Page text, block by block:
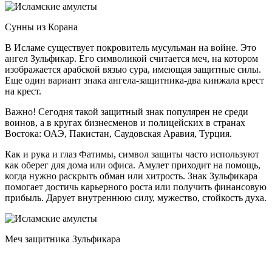
Сунны из Корана
В Исламе существует покровитель мусульман на войне. Это
ангел Зульфикар. Его символикой считается меч, на котором
изображается арабской вязью сура, имеющая защитные силы.
Еще один вариант знака ангела-защитника-два кинжала крест
на крест.
Важно! Сегодня такой защитный знак популярен не среди
воинов, а в кругах бизнесменов и полицейских в странах
Востока: ОАЭ, Пакистан, Саудовская Аравия, Турция.
Как и рука и глаз Фатимы, символ защиты часто используют
как оберег для дома или офиса. Амулет приходит на помощь,
когда нужно раскрыть обман или хитрость. Знак Зульфикара
помогает достичь карьерного роста или получить финансовую
прибыль. Дарует внутреннюю силу, мужество, стойкость духа.
Меч защитника Зульфикара